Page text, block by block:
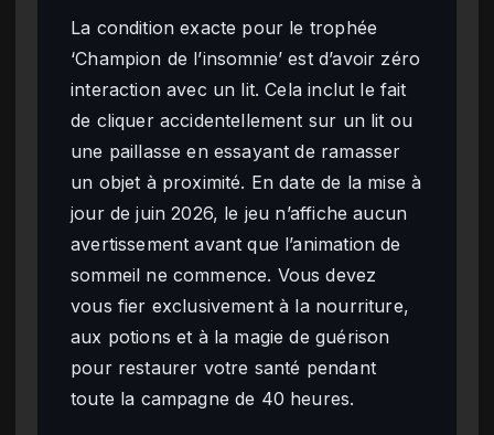
La condition exacte pour le trophée
‘Champion de l’insomnie’ est d’avoir zéro
interaction avec un lit. Cela inclut le fait
de cliquer accidentellement sur un lit ou
une paillasse en essayant de ramasser
un objet à proximité. En date de la mise à
jour de juin 2026, le jeu n’affiche aucun
avertissement avant que l’animation de
sommeil ne commence. Vous devez
vous fier exclusivement à la nourriture,
aux potions et à la magie de guérison
pour restaurer votre santé pendant
toute la campagne de 40 heures.